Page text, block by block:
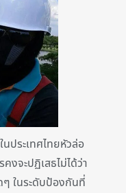
ประเทศไทยหัวล่อ
งจะปฏิเสธไม่ได้ว่า
ในระดับป้องกันที่